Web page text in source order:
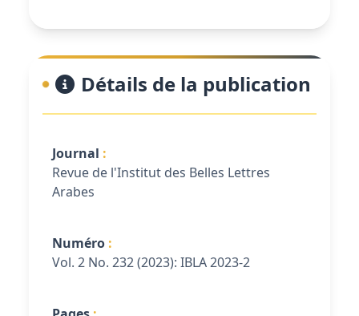
Détails de la publication
Journal
Revue de l'Institut des Belles Lettres
Arabes
Numéro
Vol. 2 No. 232 (2023): IBLA 2023-2